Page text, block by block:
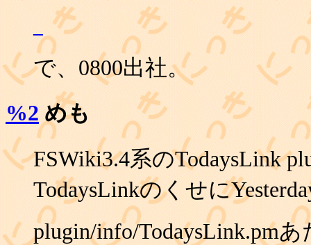
で、0800出社。
%2 めも
FSWiki3.4系のTodaysLink
TodaysLinkのくせに
plugin/info/TodaysLink.pm